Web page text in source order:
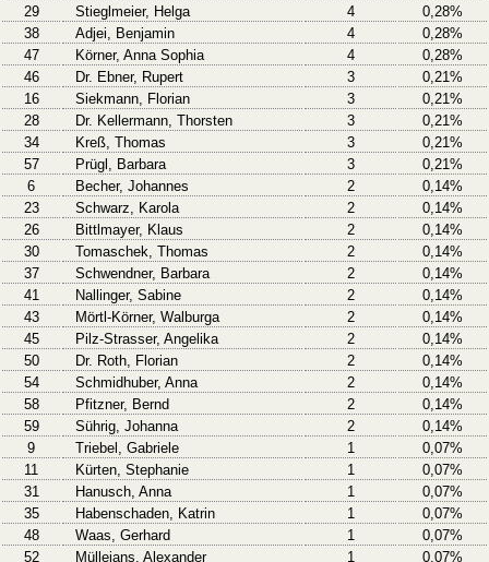
29
Stieglmeier, Helga 4
0,28%
38
Adjei, Benjamin 4
0,28%
47
Körner, Anna Sophia 4
0,28%
46
Dr. Ebner, Rupert 3
0,21%
16
Siekmann, Florian 3
0,21%
28
Dr. Kellermann, Thorsten 3
0,21%
34
Kreß, Thomas 3
0,21%
57
Prügl, Barbara 3
0,21%
6
Becher, Johannes 2
0,14%
23
Schwarz, Karola 2
0,14%
26
Bittlmayer, Klaus 2
0,14%
30
Tomaschek, Thomas 2
0,14%
37
Schwendner, Barbara 2
0,14%
41
Nallinger, Sabine 2
0,14%
43
Mörtl-Körner, Walburga 2
0,14%
45
Pilz-Strasser, Angelika 2
0,14%
50
Dr. Roth, Florian 2
0,14%
54
Schmidhuber, Anna 2
0,14%
58
Pfitzner, Bernd 2
0,14%
59
Sührig, Johanna 2
0,14%
9
Triebel, Gabriele 1
0,07%
11
Kürten, Stephanie 1
0,07%
31
Hanusch, Anna 1
0,07%
35
Habenschaden, Katrin 1
0,07%
48
Waas, Gerhard 1
0,07%
52
Müllejans, Alexander 1 0,07%